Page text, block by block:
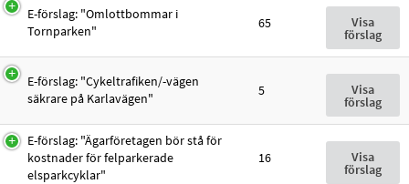
E-förslag: "Omlottbommar i
Tornparken"
65 Visa
förslag
E-förslag: "Cykeltrafiken/-vägen
säkrare på Karlavägen"
5 Visa
förslag
E-förslag: "Ägarföretagen bör stå för
kostnader för felparkerade
elsparkcyklar"
16 Visa
förslag